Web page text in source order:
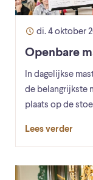
di. 4 oktober
Openbare
In dagelijkse
de belangrijkste
plaats op de
Lees verder